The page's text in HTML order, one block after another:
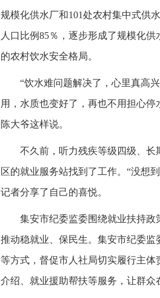
规模化供水厂和101处农村集中式供
人口比例85％，逐步形成了规模化
的农村饮水安全格局。
“饮水难问题解决了，心里真高
用，水质也变好了，再也不用担心
陈大爷这样说。
不久前，听力残疾等级四级、
区的就业服务站找到了工作。“没想
记者分享了自己的喜悦。
集安市纪委监委围绕就业扶持政
推动稳就业、保民生。集安市纪委
等方式，督促市人社局切实履行主
介绍、就业援助帮扶等服务，让群众